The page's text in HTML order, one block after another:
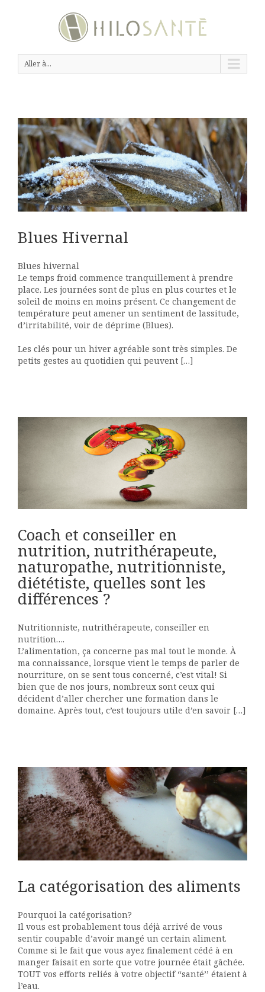
Aller à...
Blues Hivernal
Blues hivernal
Le temps froid commence tranquillement à prendre
place. Les journées sont de plus en plus courtes et le
soleil de moins en moins présent. Ce changement de
température peut amener un sentiment de lassitude,
d’irritabilité, voir de déprime (Blues).
Les clés pour un hiver agréable sont très simples. De
petits gestes au quotidien qui peuvent […]
Coach et conseiller en
nutrition, nutrithérapeute,
naturopathe, nutritionniste,
diététiste, quelles sont les
différences ?
Nutritionniste, nutrithérapeute, conseiller en
nutrition….
L’alimentation, ça concerne pas mal tout le monde. À
ma connaissance, lorsque vient le temps de parler de
nourriture, on se sent tous concerné, c’est vital! Si
bien que de nos jours, nombreux sont ceux qui
décident d’aller chercher une formation dans le
domaine. Après tout, c’est toujours utile d’en savoir […]
La catégorisation des aliments
Pourquoi la catégorisation?
Il vous est probablement tous déjà arrivé de vous
sentir coupable d’avoir mangé un certain aliment.
Comme si le fait que vous ayez finalement cédé à en
manger faisait en sorte que votre journée était gâchée.
TOUT vos efforts reliés à votre objectif “santé’’ étaient à
l’eau.